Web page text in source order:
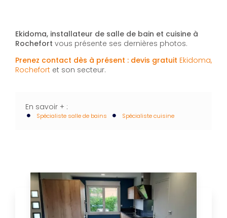
Ekidoma, installateur de salle de bain et cuisine à
Rochefort vous présente ses dernières photos.
Prenez contact dès à présent : devis gratuit Ekidoma,
Rochefort et son secteur.
En savoir + :
Spécialiste salle de bains Spécialiste cuisine